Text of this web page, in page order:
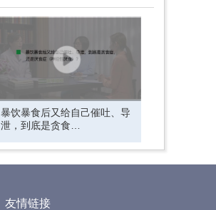
暴饮暴食后又给自己催吐、导
泄，到底是贪食…
友情链接